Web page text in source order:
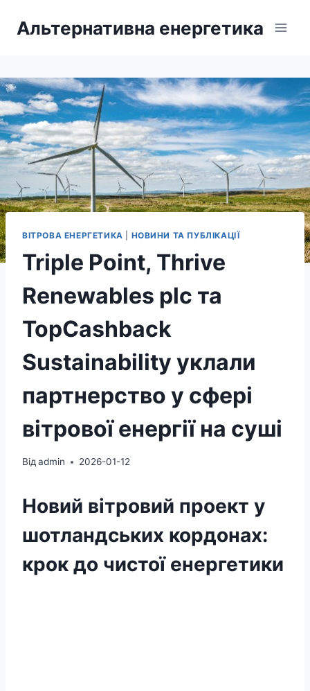
Альтернативна енергетика
ВІТРОВА ЕНЕРГЕТИКА НОВИНИ ТА ПУБЛІКАЦІЇ
Triple Point, Thrive
Renewables plc та
TopCashback
Sustainability уклали
партнерство у сфері
вітрової енергії на суші
Від admin 2026-01-12
Новий вітровий проект у
шотландських кордонах:
крок до чистої енергетики